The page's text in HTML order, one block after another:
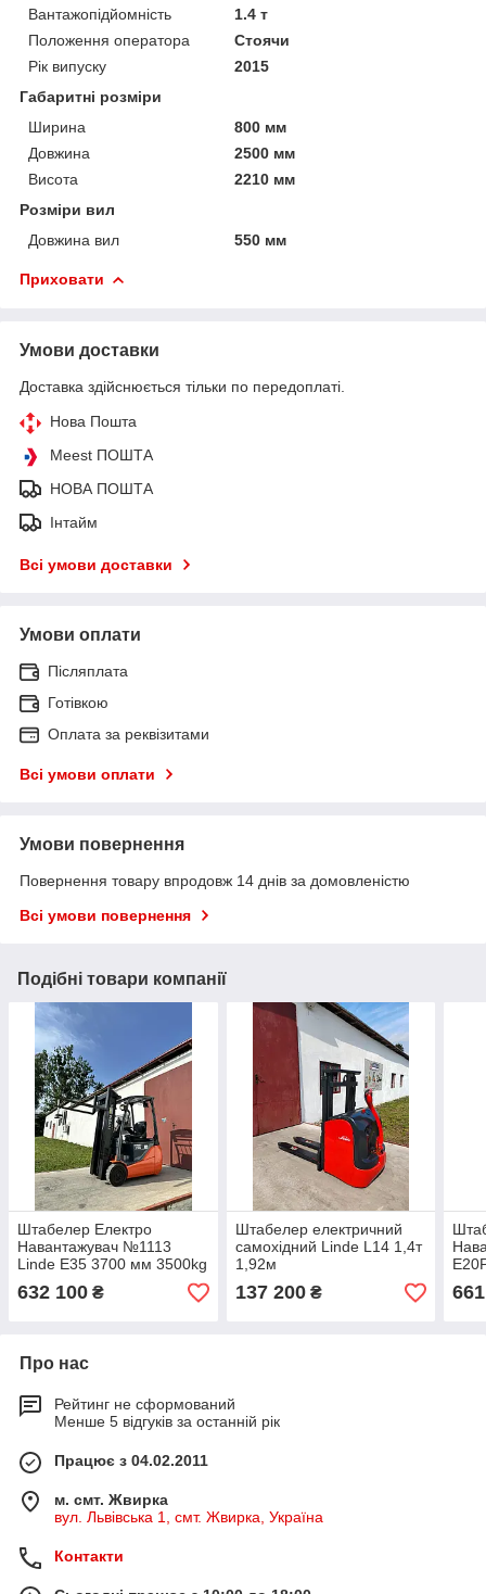
Вантажопідйомність
1.4 т
Положення оператора
Стоячи
Рік випуску
2015
Габаритні розміри
Ширина
800 мм
Довжина
2500 мм
Висота
2210 мм
Розміри вил
Довжина вил
550 мм
Приховати
Умови доставки
Доставка здійснюється тільки по передоплаті.
Нова Пошта
Meest ПОШТА
НОВА ПОШТА
Інтайм
Всі умови доставки
Умови оплати
Післяплата
Готівкою
Оплата за реквізитами
Всі умови оплати
Умови повернення
Повернення товару впродовж 14 днів за домовленістю
Всі умови повернення
Подібні товари компанії
Штабелер Електро
Навантажувач №1113
Linde E35 3700 мм 3500kg
632 100 ₴
Штабелер електричний
самохідний Linde L14 1,4т
1,92м
137 200₴
АКБ
Про нас
Рейтинг не сформований
Менше 5 відгуків за останній рік
Працює з 04.02.2011
м. смт. Жвирка
вул. Львівська 1, смт. Жвирка, Україна
Контакти